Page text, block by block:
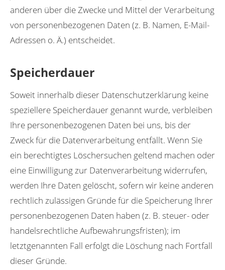
anderen über die Zwecke und Mittel der Verarbeitung
von personenbezogenen Daten (z. B. Namen, E-Mail-
Adressen o. Ä.) entscheidet.
Speicherdauer
Soweit innerhalb dieser Datenschutzerklärung keine
speziellere Speicherdauer genannt wurde, verbleiben
Ihre personenbezogenen Daten bei uns, bis der
Zweck für die Datenverarbeitung entfällt. Wenn Sie
ein berechtigtes Löschersuchen geltend machen oder
eine Einwilligung zur Datenverarbeitung widerrufen,
werden Ihre Daten gelöscht, sofern wir keine anderen
rechtlich zulässigen Gründe für die Speicherung Ihrer
personenbezogenen Daten haben (z. B. steuer- oder
handelsrechtliche Aufbewahrungsfristen); im
letztgenannten Fall erfolgt die Löschung nach Fortfall
dieser Gründe.